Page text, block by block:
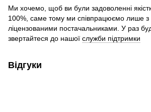
Ми хочемо, щоб ви були задоволенні
100%, саме тому ми співпрацюємо лише
ліцензованими постачальниками. У раз
звертайтеся до нашої служби підтримки
Відгуки